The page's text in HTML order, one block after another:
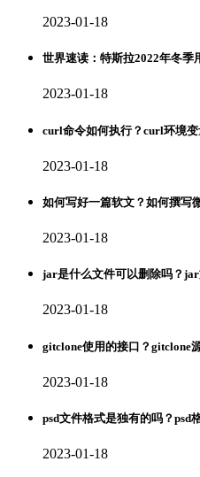
2023-01-18
世界速读：特斯拉2022年冬季
2023-01-18
curl命令如何执行？curl环境变
2023-01-18
如何写好一篇软文？如何撰写
2023-01-18
jar是什么文件可以删除吗？jar
2023-01-18
gitclone使用的接口？gitclone
2023-01-18
psd文件格式是独有的吗？psd
2023-01-18